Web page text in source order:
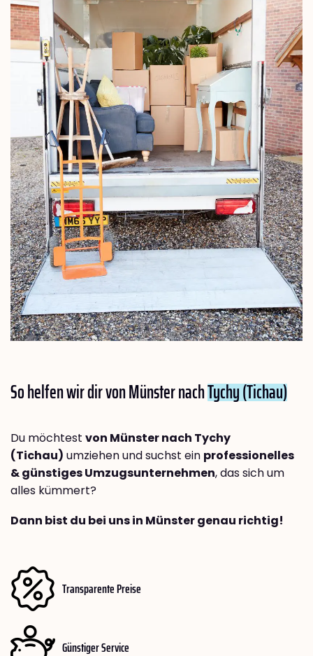
So helfen wir dir von Münster nachTychy (Tichau)
Du möchtest von Münster nach Tychy
(Tichau) umziehen und suchst ein professionelles
& günstiges Umzugsunternehmen, das sich um
alles kümmert?
Dann bist du bei uns in Münster genau richtig!
Transparente Preise
Günstiger Service